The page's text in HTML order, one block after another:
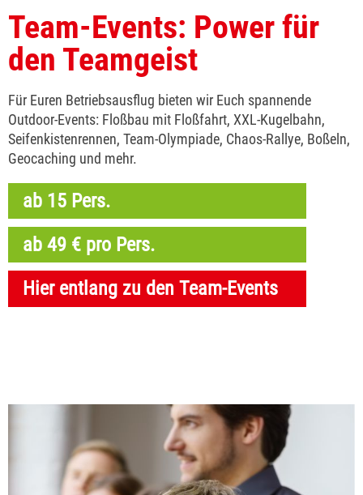
Team-Events: Power für
den Teamgeist
Für Euren Betriebsausflug bieten wir Euch spannende
Outdoor-Events: Floßbau mit Floßfahrt, XXL-Kugelbahn,
Seifenkistenrennen, Team-Olympiade, Chaos-Rallye, Boßeln,
Geocaching und mehr.
ab 15 Pers.
ab 49 € pro Pers.
Hier entlang zu den Team-Events